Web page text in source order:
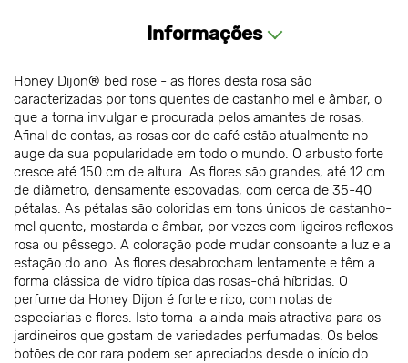
Informações
Honey Dijon® bed rose - as flores desta rosa são
caracterizadas por tons quentes de castanho mel e âmbar, o
que a torna invulgar e procurada pelos amantes de rosas.
Afinal de contas, as rosas cor de café estão atualmente no
auge da sua popularidade em todo o mundo. O arbusto forte
cresce até 150 cm de altura. As flores são grandes, até 12 cm
de diâmetro, densamente escovadas, com cerca de 35-40
pétalas. As pétalas são coloridas em tons únicos de castanho-
mel quente, mostarda e âmbar, por vezes com ligeiros reflexos
rosa ou pêssego. A coloração pode mudar consoante a luz e a
estação do ano. As flores desabrocham lentamente e têm a
forma clássica de vidro típica das rosas-chá híbridas. O
perfume da Honey Dijon é forte e rico, com notas de
especiarias e flores. Isto torna-a ainda mais atractiva para os
jardineiros que gostam de variedades perfumadas. Os belos
botões de cor rara podem ser apreciados desde o início do